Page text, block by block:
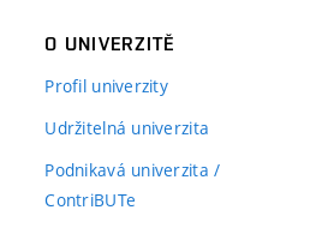
O UNIVERZITĚ
Profil univerzity
Udržitelná univerzita
Podnikavá univerzita /
ContriBUTe